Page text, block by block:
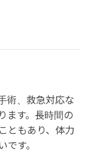
術、救急対応な
ます。長時間の
ともあり、体力
です。